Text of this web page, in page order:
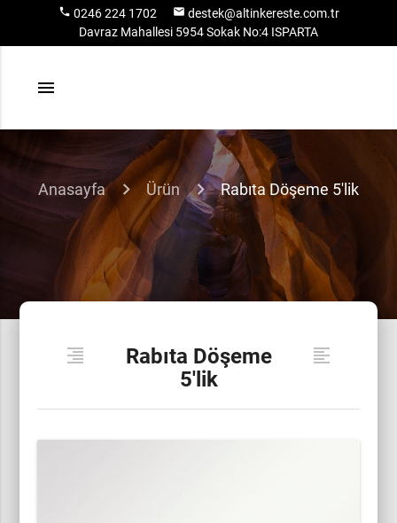
local_phone 0246 224 1702 email destek@altinkereste.com.tr
Davraz Mahallesi 5954 Sokak No:4 ISPARTA
menu
Anasayfa Ürün Rabıta Döşeme 5'lik
format_align_right
Rabıta Döşeme
5'lik
format_align_left